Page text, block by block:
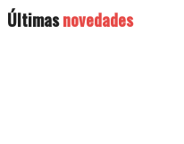
Últimasnovedades